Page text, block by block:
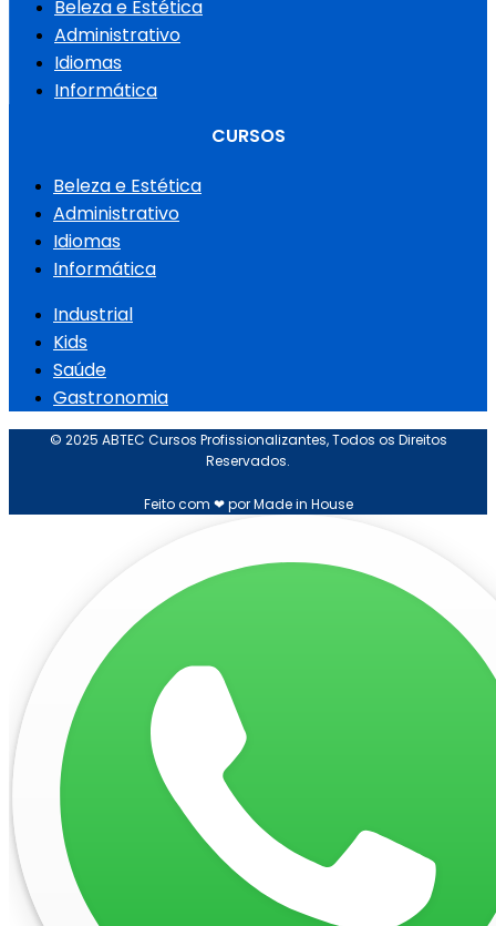
Beleza e Estética
Administrativo
Idiomas
Informática
CURSOS
Beleza e Estética
Administrativo
Idiomas
Informática
Industrial
Kids
Saúde
Gastronomia
© 2025 ABTEC Cursos Profissionalizantes, Todos os Direitos
Reservados.
Feito com ❤ por Made in House